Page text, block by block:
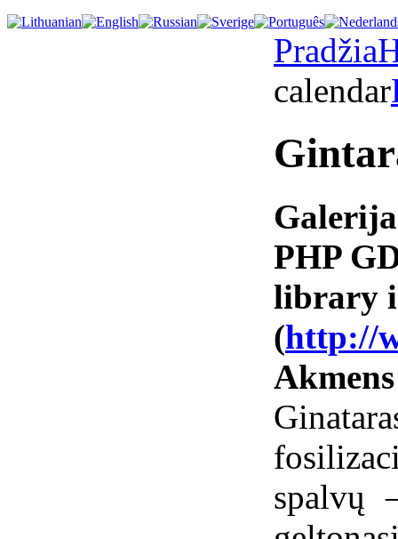
Pradžia
calendar
Galerija
PHP
library
(http://
spalvų